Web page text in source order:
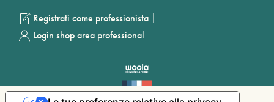
Registrati come professionista |
Login shop area professional